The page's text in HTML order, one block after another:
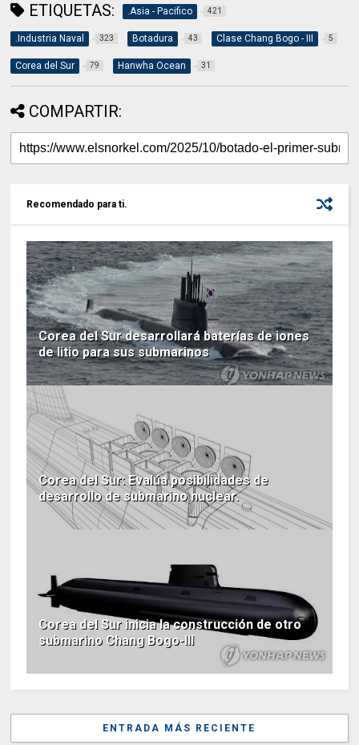
ETIQUETAS: .Asia - Pacifico 421
.Industria Naval 323 Botadura 43 Clase Chang Bogo - III 5
Corea del Sur 79 Hanwha Ocean 31
COMPARTIR:
Recomendado para ti.
Corea del Sur desarrollará baterías de iones
de litio para sus submarinos
Corea del Sur: Evalúa posibilidades de
desarrollo de submarino nuclear.
Corea del Sur inicia la construcción de otro
submarino Chang Bogo-III
ENTRADA MÁS RECIENTE